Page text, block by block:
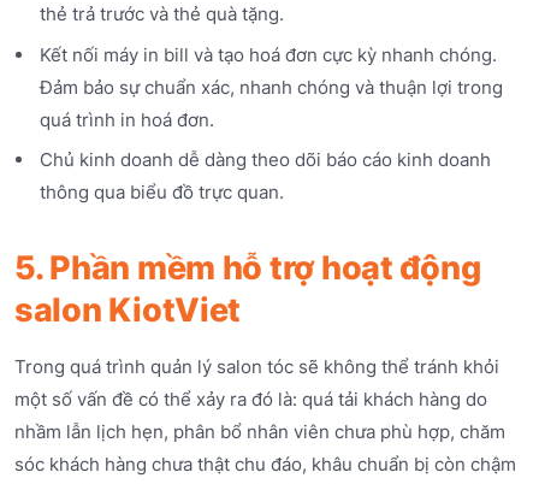
thẻ trả trước và thẻ quà tặng.
Kết nối máy in bill và tạo hoá đơn cực kỳ nhanh chóng.
Đảm bảo sự chuẩn xác, nhanh chóng và thuận lợi trong
quá trình in hoá đơn.
Chủ kinh doanh dễ dàng theo dõi báo cáo kinh doanh
thông qua biểu đồ trực quan.
5. Phần mềm hỗ trợ hoạt động
salon KiotViet
Trong quá trình quản lý salon tóc sẽ không thể tránh khỏi
một số vấn đề có thể xảy ra đó là: quá tải khách hàng do
nhầm lẫn lịch hẹn, phân bổ nhân viên chưa phù hợp, chăm
sóc khách hàng chưa thật chu đáo, khâu chuẩn bị còn chậm